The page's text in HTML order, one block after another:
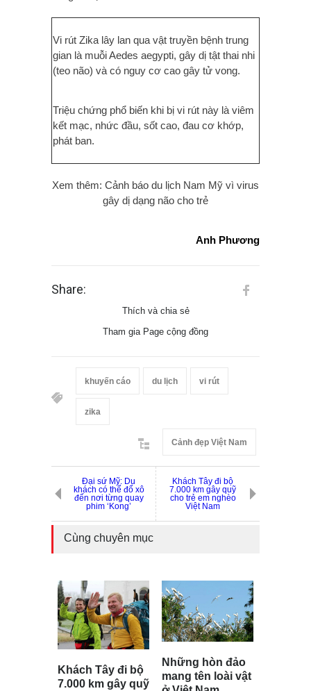
Vi rút Zika lây lan qua vật truyền bệnh trung
gian là muỗi Aedes aegypti, gây dị tật thai nhi
(teo não) và có nguy cơ cao gây tử vong.
Triệu chứng phổ biến khi bị vi rút này là viêm
kết mạc, nhức đầu, sốt cao, đau cơ khớp,
phát ban.
Xem thêm: Cảnh báo du lịch Nam Mỹ vì virus
gây dị dạng não cho trẻ
Anh Phương
Share:
Thích và chia sẻ
Tham gia Page cộng đồng
khuyến cáo du lịch vi rút
zika
Cảnh đẹp Việt Nam
Đại sứ Mỹ: Du
khách có thể đổ xô
đến nơi từng quay
phim ‘Kong’
Khách Tây đi bộ
7.000 km gây quỹ
cho trẻ em nghèo
Việt Nam
Cùng chuyên mục
Khách Tây đi bộ
7.000 km gây quỹ
Những hòn đảo
mang tên loài vật